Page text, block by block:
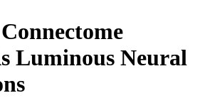
Luminous Neural